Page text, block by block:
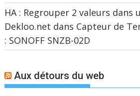
HA : Regrouper 2 valeurs dans
Dekloo.net dans Capteur de
: SONOFF SNZB-02D
Aux détours du web